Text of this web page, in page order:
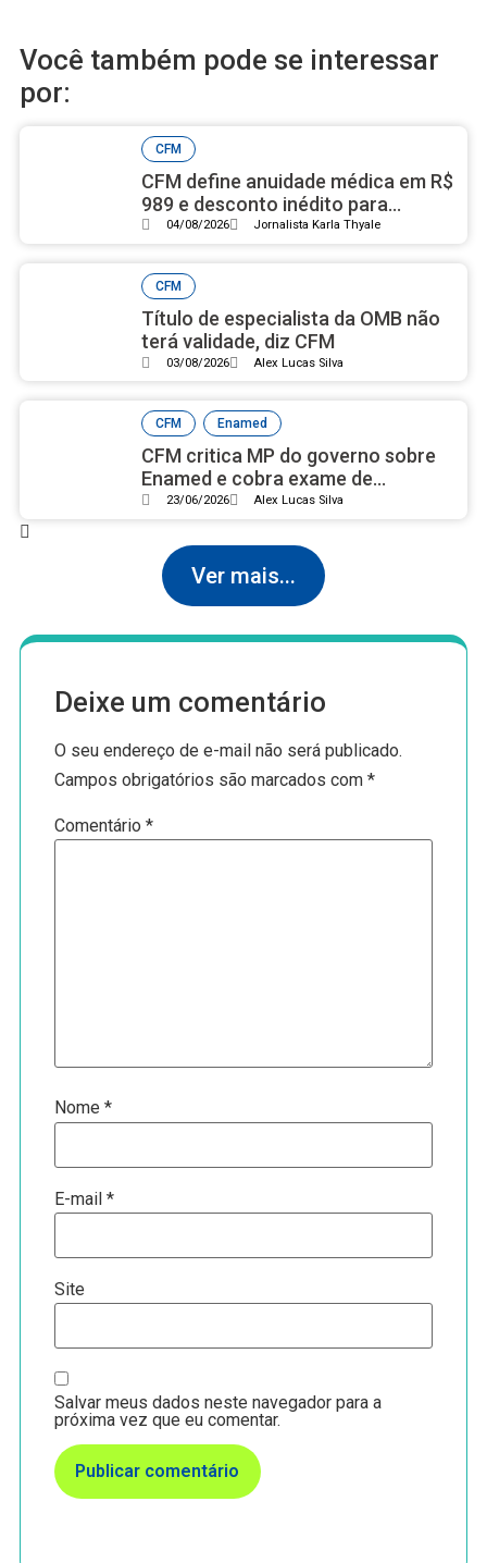
Você também pode se interessar
por:
CFM
CFM define anuidade médica em R$
989 e desconto inédito para
médicos residentes
04/08/2026 Jornalista Karla Thyale
CFM
Título de especialista da OMB não
terá validade, diz CFM
03/08/2026 Alex Lucas Silva
CFM , Enamed
CFM critica MP do governo sobre
Enamed e cobra exame de
proficiência mais amplo
23/06/2026 Alex Lucas Silva
Ver mais...
Deixe um comentário
O seu endereço de e-mail não será publicado.
Campos obrigatórios são marcados com*
Comentário*
Nome*
E-mail*
Site
Salvar meus dados neste navegador para a
próxima vez que eu comentar.